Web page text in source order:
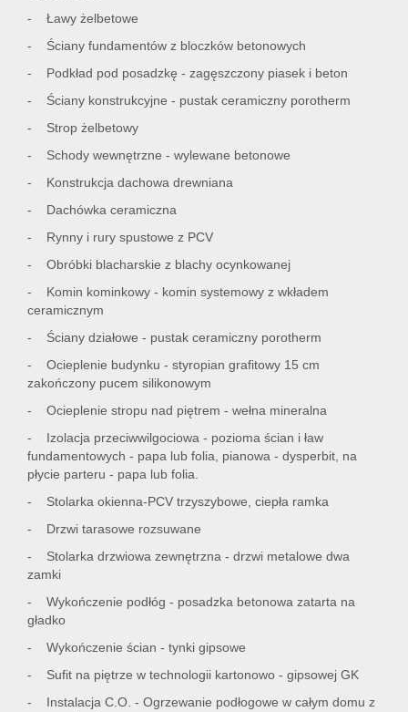
- Ławy żelbetowe
- Ściany fundamentów z bloczków betonowych
- Podkład pod posadzkę - zagęszczony piasek i beton
- Ściany konstrukcyjne - pustak ceramiczny porotherm
- Strop żelbetowy
- Schody wewnętrzne - wylewane betonowe
- Konstrukcja dachowa drewniana
- Dachówka ceramiczna
- Rynny i rury spustowe z PCV
- Obróbki blacharskie z blachy ocynkowanej
- Komin kominkowy - komin systemowy z wkładem
ceramicznym
- Ściany działowe - pustak ceramiczny porotherm
- Ocieplenie budynku - styropian grafitowy 15 cm
zakończony pucem silikonowym
- Ocieplenie stropu nad piętrem - wełna mineralna
- Izolacja przeciwwilgociowa - pozioma ścian i ław
fundamentowych - papa lub folia, pianowa - dysperbit, na
płycie parteru - papa lub folia.
- Stolarka okienna-PCV trzyszybowe, ciepła ramka
- Drzwi tarasowe rozsuwane
- Stolarka drzwiowa zewnętrzna - drzwi metalowe dwa
zamki
- Wykończenie podłóg - posadzka betonowa zatarta na
gładko
- Wykończenie ścian - tynki gipsowe
- Sufit na piętrze w technologii kartonowo - gipsowej GK
- Instalacja C.O. - Ogrzewanie podłogowe w całym domu z